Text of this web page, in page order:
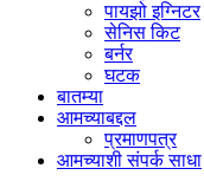
पायझो इग्निटर
सेनिस किट
बर्नर
घटक
बातम्या
आमच्याबद्दल
प्रमाणपत्र
आमच्याशी संपर्क साधा